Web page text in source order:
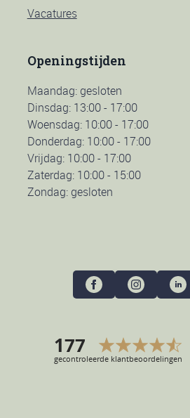
Vacatures
Openingstijden
Maandag: gesloten
Dinsdag: 13:00 - 17:00
Woensdag: 10:00 - 17:00
Donderdag: 10:00 - 17:00
Vrijdag: 10:00 - 17:00
Zaterdag: 10:00 - 15:00
Zondag: gesloten